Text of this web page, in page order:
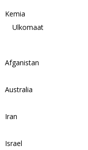
Kemia
Ulkomaat
Afganistan
Australia
Iran
Israel